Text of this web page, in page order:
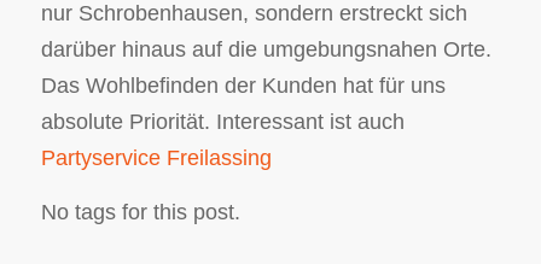
nur Schrobenhausen, sondern erstreckt sich
darüber hinaus auf die umgebungsnahen Orte.
Das Wohlbefinden der Kunden hat für uns
absolute Priorität. Interessant ist auch
Partyservice Freilassing
No tags for this post.